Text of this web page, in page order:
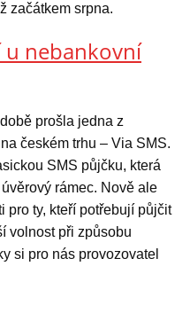
začátkem srpna.
u nebankovní
prošla jedna z
českém trhu – Via SMS.
SMS půjčku, která
rámec. Nově ale
pro ty, kteří potřebují půjčit
volnost při způsobu
si pro nás provozovatel